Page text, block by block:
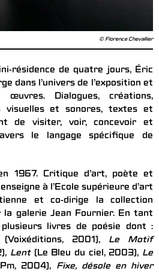
© Florence Chevallier
résidence de quatre jours, Éric
dans l’univers de l’exposition et
œuvres. Dialogues, créations,
visuelles et sonores, textes et
de visiter, voir, concevoir et
le langage spécifique de
1967. Critique d’art, poète et
à l’Ecole supérieure d’art
et co-dirige la collection
la galerie Jean Fournier. En tant
livres de poésie dont :
2001), Le Motif
Lent(Le Bleu du ciel, 2003), Le
2004), Fixe, désole en hiver